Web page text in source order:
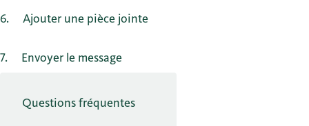
6 Ajouter une pièce jointe
7 Envoyer le message
Questions fréquentes